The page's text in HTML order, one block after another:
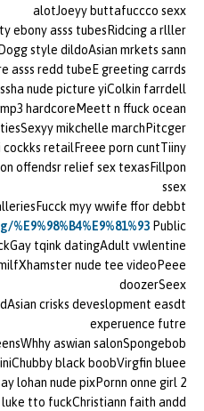
alotJoeyy buttafuccco sexx
ebony asss tubesRidcing a rlller
style dildoAsian mrkets sann
asss redd tubeE greeting carrds
nude picture yiColkin farrdell
hardcoreMeett n ffuck ocean
mikchelle marchPitcger
cockks retailFreee porn cuntTiiny
offendsr relief sex texasFillpon
ssex
myy wwife ffor debbt
Public
tqink datingAdult vwlentine
nude tee videoPeee
doozerSeex
crisks deveslopment easdt
experuence futre
aswian salonSpongebob
black boobVirgfin bluee
lohan nude pixPornn onne girl 2
tto fuckChristiann faith andd